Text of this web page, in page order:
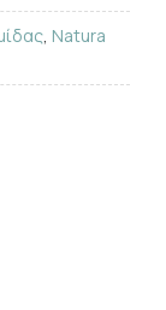
, Natura